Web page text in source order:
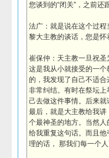
您谈到的“闭关”，之前还
法广：就是说在这个过
黎大主教的谈话，您是怀
崔保仲：天主教一旦祝
这是我从小就接受的一
的，我发现了自己不适
非常纠结。有时在祭坛
己去做这件事情。后来
最后，就是大主教给我
个最神圣的地方。当然
给我重复这句话。而且
理的话， 那我们每一个